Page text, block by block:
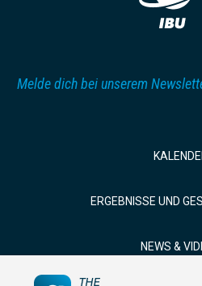
Melde dich bei unserem
ERGEBNISSE UND
NEWS &